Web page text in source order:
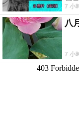
民
7 小
八
7 小